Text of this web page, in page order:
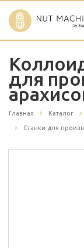
для
Главная Каталог
Станки для